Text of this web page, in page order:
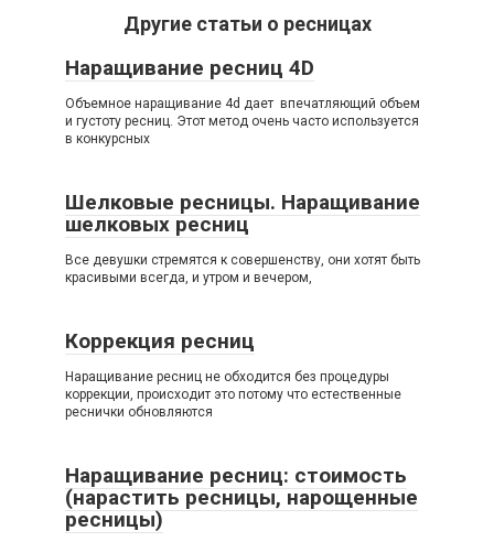
Другие статьи о ресницах
Наращивание ресниц 4D
Объемное наращивание 4d дает впечатляющий объем
и густоту ресниц. Этот метод очень часто используется
в конкурсных
Шелковые ресницы. Наращивание
шелковых ресниц
Все девушки стремятся к совершенству, они хотят быть
красивыми всегда, и утром и вечером,
Коррекция ресниц
Наращивание ресниц не обходится без процедуры
коррекции, происходит это потому что естественные
реснички обновляются
Наращивание ресниц: стоимость
(нарастить ресницы, нарощенные
ресницы)